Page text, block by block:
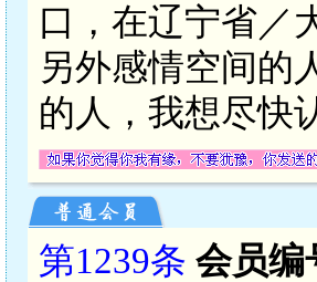
口，在辽宁省／
另外感情空间的
的人，我想尽快
第1239条 会员编